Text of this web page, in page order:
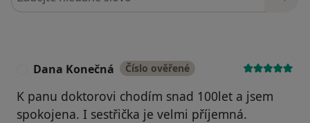
Dana Konečná Číslo ověřené
K panu doktorovi chodím snad 100let a jsem
spokojena. I sestřička je velmi příjemná.